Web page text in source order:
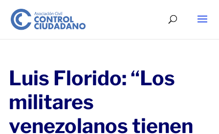
Luis Florido: “Los
militares
venezolanos tienen